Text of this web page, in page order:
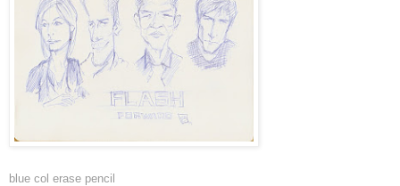
blue col erase pencil